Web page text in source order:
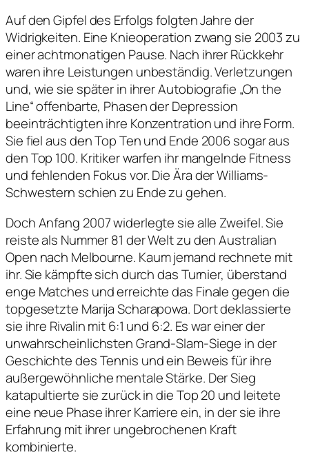
Auf den Gipfel des Erfolgs folgten Jahre der
Widrigkeiten. Eine Knieoperation zwang sie 2003 zu
einer achtmonatigen Pause. Nach ihrer Rückkehr
waren ihre Leistungen unbeständig. Verletzungen
und, wie sie später in ihrer Autobiografie „On the
Line“ offenbarte, Phasen der Depression
beeinträchtigten ihre Konzentration und ihre Form.
Sie fiel aus den Top Ten und Ende 2006 sogar aus
den Top 100. Kritiker warfen ihr mangelnde Fitness
und fehlenden Fokus vor. Die Ära der Williams-
Schwestern schien zu Ende zu gehen.
Doch Anfang 2007 widerlegte sie alle Zweifel. Sie
reiste als Nummer 81 der Welt zu den Australian
Open nach Melbourne. Kaum jemand rechnete mit
ihr. Sie kämpfte sich durch das Turnier, überstand
enge Matches und erreichte das Finale gegen die
topgesetzte Marija Scharapowa. Dort deklassierte
sie ihre Rivalin mit 6:1 und 6:2. Es war einer der
unwahrscheinlichsten Grand-Slam-Siege in der
Geschichte des Tennis und ein Beweis für ihre
außergewöhnliche mentale Stärke. Der Sieg
katapultierte sie zurück in die Top 20 und leitete
eine neue Phase ihrer Karriere ein, in der sie ihre
Erfahrung mit ihrer ungebrochenen Kraft
kombinierte.